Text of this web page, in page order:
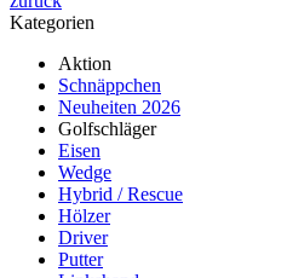
Kategorien
Aktion
Schnäppchen
Neuheiten 2026
Golfschläger
Eisen
Wedge
Hybrid / Rescue
Hölzer
Driver
Putter